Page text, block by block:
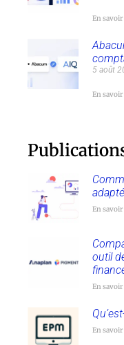
En
5 août
En
En
outil
En
En